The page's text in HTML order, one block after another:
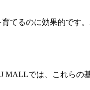
てるのに効果的です
MALLでは、これらの